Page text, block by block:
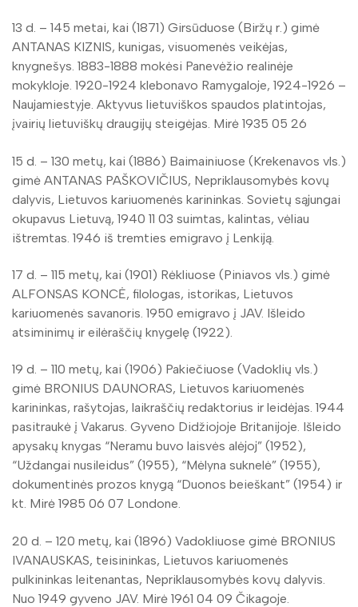
13 d. – 145 metai, kai (1871) Girsūduose (Biržų r.) gimė
ANTANAS KIZNIS, kunigas, visuomenės veikėjas,
knygnešys. 1883-1888 mokėsi Panevėžio realinėje
mokykloje. 1920-1924 klebonavo Ramygaloje, 1924-1926 –
Naujamiestyje. Aktyvus lietuviškos spaudos platintojas,
įvairių lietuviškų draugijų steigėjas. Mirė 1935 05 26
15 d. – 130 metų, kai (1886) Baimainiuose (Krekenavos vls.)
gimė ANTANAS PAŠKOVIČIUS, Nepriklausomybės kovų
dalyvis, Lietuvos kariuomenės karininkas. Sovietų sąjungai
okupavus Lietuvą, 1940 11 03 suimtas, kalintas, vėliau
ištremtas. 1946 iš tremties emigravo į Lenkiją.
17 d. – 115 metų, kai (1901) Rėkliuose (Piniavos vls.) gimė
ALFONSAS KONCĖ, filologas, istorikas, Lietuvos
kariuomenės savanoris. 1950 emigravo į JAV. Išleido
atsiminimų ir eilėraščių knygelę (1922).
19 d. – 110 metų, kai (1906) Pakiečiuose (Vadoklių vls.)
gimė BRONIUS DAUNORAS, Lietuvos kariuomenės
karininkas, rašytojas, laikraščių redaktorius ir leidėjas. 1944
pasitraukė į Vakarus. Gyveno Didžiojoje Britanijoje. Išleido
apysakų knygas “Neramu buvo laisvės alėjoj” (1952),
“Uždangai nusileidus” (1955), “Mėlyna suknelė” (1955),
dokumentinės prozos knygą “Duonos beieškant” (1954) ir
kt. Mirė 1985 06 07 Londone.
20 d. – 120 metų, kai (1896) Vadokliuose gimė BRONIUS
IVANAUSKAS, teisininkas, Lietuvos kariuomenės
pulkininkas leitenantas, Nepriklausomybės kovų dalyvis.
Nuo 1949 gyveno JAV. Mirė 1961 04 09 Čikagoje.